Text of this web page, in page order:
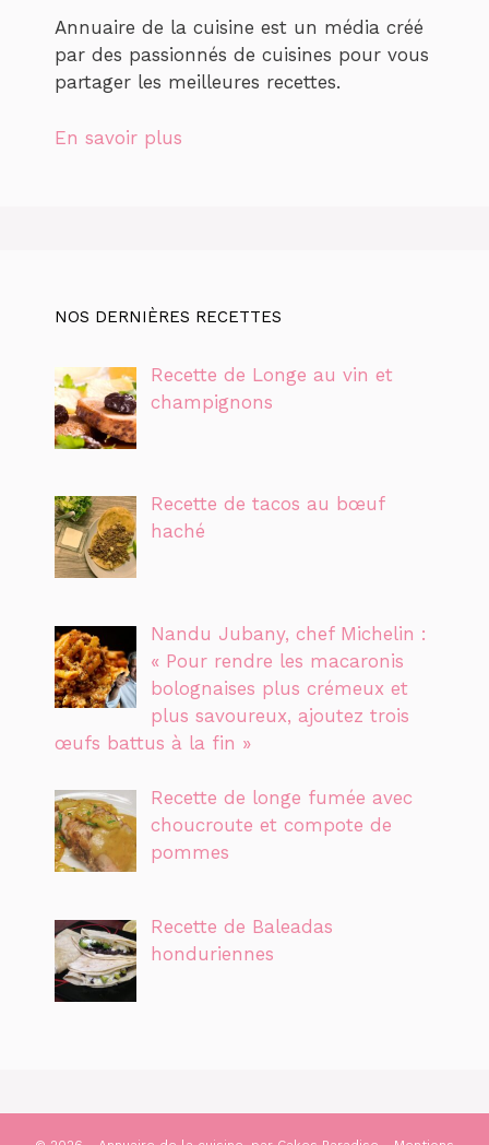
Annuaire de la cuisine est un média créé
par des passionnés de cuisines pour vous
partager les meilleures recettes.
En savoir plus
NOS DERNIÈRES RECETTES
Recette de Longe au vin et
champignons
Recette de tacos au bœuf
haché
Nandu Jubany, chef Michelin :
« Pour rendre les macaronis
bolognaises plus crémeux et
plus savoureux, ajoutez trois
œufs battus à la fin »
Recette de longe fumée avec
choucroute et compote de
pommes
Recette de Baleadas
honduriennes